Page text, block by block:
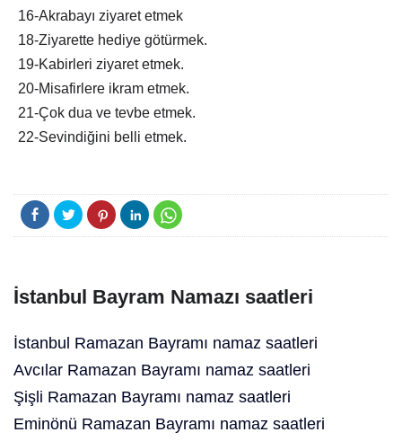
16-Akrabayı ziyaret etmek
18-Ziyarette hediye götürmek.
19-Kabirleri ziyaret etmek.
20-Misafirlere ikram etmek.
21-Çok dua ve tevbe etmek.
22-Sevindiğini belli etmek.
İstanbul Bayram Namazı saatleri
İstanbul Ramazan Bayramı namaz saatleri
Avcılar Ramazan Bayramı namaz saatleri
Şişli Ramazan Bayramı namaz saatleri
Eminönü Ramazan Bayramı namaz saatleri